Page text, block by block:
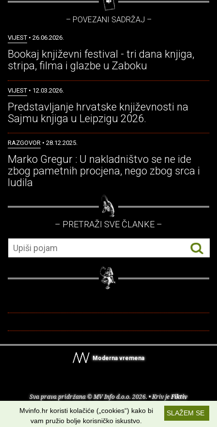
– POVEZANI SADRŽAJ –
VIJEST • 26.06.2026.
Bookaj književni festival - tri dana knjiga,
stripa, filma i glazbe u Zaboku
VIJEST • 12.03.2026.
Predstavljanje hrvatske književnosti na
Sajmu knjiga u Leipzigu 2026.
RAZGOVOR • 28.12.2025.
Marko Gregur : U nakladništvo se ne ide
zbog pametnih procjena, nego zbog srca i
ludila
– PRETRAŽI SVE ČLANKE –
Moderna vremena
Sva prava pridržana © MV Info d.o.o. 2026. • Kriv jeFiktiv
Uvjeti korištenja RSS kanaliSLAŽEM SE
Mvinfo.hr koristi kolačiće („cookies“) kako bi
vam pružio bolje korisničko iskustvo.